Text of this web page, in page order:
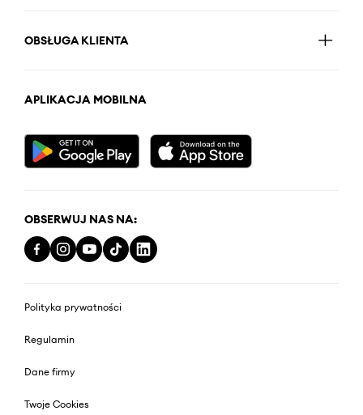
OBSŁUGA KLIENTA
APLIKACJA MOBILNA
OBSERWUJ NAS NA:
Polityka prywatności
Regulamin
Dane firmy
Twoje Cookies